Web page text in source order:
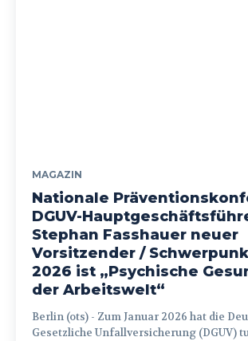
MAGAZIN
Nationale
DGUV-
Stephan Fasshauer neuer
Vorsitzender /
2026 ist „Psychische
der Arbeitswelt“
Berlin (ots) - Zum Januar 2026 hat die Deutsche
Gesetzliche Unfallversicherung (DGUV)